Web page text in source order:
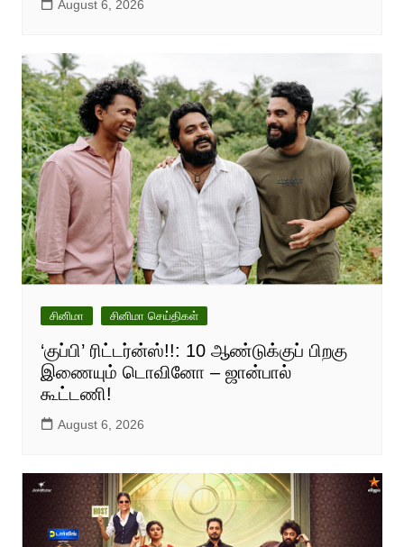
August 6, 2026
சினிமா சினிமா செய்திகள்
‘குப்பி’ ரிட்டர்ன்ஸ்!!: 10 ஆண்டுக்குப் பிறகு
இணையும் டொவினோ – ஜான்பால்
கூட்டணி!
August 6, 2026